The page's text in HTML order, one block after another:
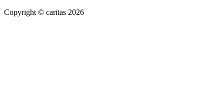
Copyright © caritas 2026